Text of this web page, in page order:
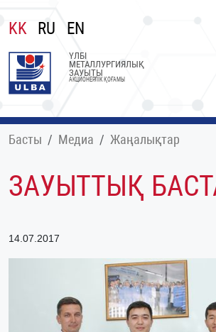
KK RU EN
ҮЛБІ
МЕТАЛЛУРГИЯЛЫҚ
ЗАУЫТЫ
АКЦИОНЕРЛІК ҚОҒАМЫ
Басты Медиа Жаңалықтар
ЗАУЫТТЫҚ
14.07.2017